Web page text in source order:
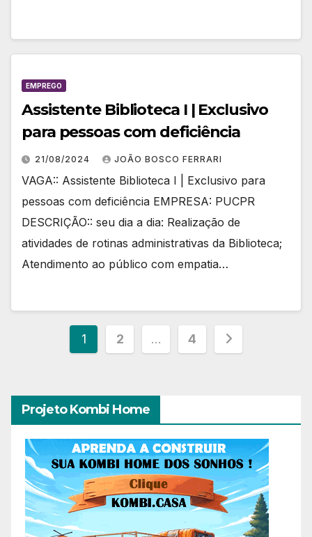
EMPREGO
Assistente Biblioteca I | Exclusivo
para pessoas com deficiência
21/08/2024 JOÃO BOSCO FERRARI
VAGA:: Assistente Biblioteca I | Exclusivo para
pessoas com deficiência EMPRESA: PUCPR
DESCRIÇÃO:: seu dia a dia: Realização de
atividades de rotinas administrativas da Biblioteca;
Atendimento ao público com empatia…
Paginação
posts
1 2 … 4
Projeto Kombi Home